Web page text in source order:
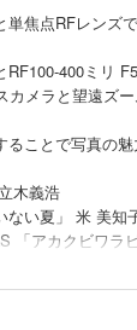
単焦点RFレンズ
400ミリ
カメラと望遠ズ
ることで写真の
木義浩
ない夏」 米 美知
「アカクビワラ
たい「山内美香
ントを探る 感